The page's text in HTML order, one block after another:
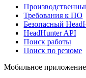
Требования к ПО
Безопасный
HeadHunter API
Поиск работы
Поиск по резюме
Мобильное приложение